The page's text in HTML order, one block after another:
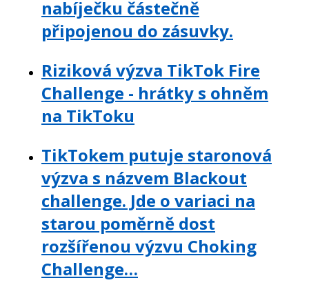
nabíječku částečně
připojenou do zásuvky.
Riziková výzva TikTok Fire
Challenge - hrátky s ohněm
na TikToku
TikTokem putuje staronová
výzva s názvem Blackout
challenge. Jde o variaci na
starou poměrně dost
rozšířenou výzvu Choking
Challenge…